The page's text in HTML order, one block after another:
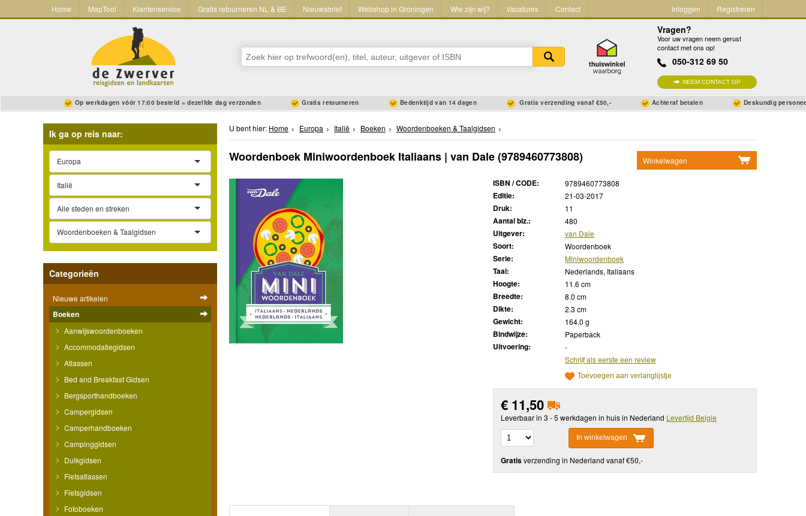
Home MapTool Klantenservice Gratis retourneren NL & BE Nieuwsbrief Webshop in Groningen Wie zijn wij? Vacatures Contact Inloggen Registreren
Vragen?
Voor uw vragen neem gerust
contact met ons op!
050-312 69 50
NEEM CONTACT OP
Op werkdagen vóór 17:00 besteld = dezelfde dag verzonden Gratis retourneren Bedenktijd van 14 dagen Gratis verzending vanaf €50,- Achteraf betalen Deskundig
Ik ga op reis naar:
Europa
Italië
Alle steden en streken
Woordenboeken & Taalgidsen
Categorieën
Nieuwe artikelen
Boeken
Aanwijswoordenboeken
Accommodatiegidsen
Atlassen
Bed and Breakfast Gidsen
Bergsporthandboeken
Campergidsen
Camperhandboeken
Campinggidsen
Duikgidsen
Fietsatlassen
Fietsgidsen
Fotoboeken
U bent hier: Home Europa Italië Boeken Woordenboeken & Taalgidsen
Winkelwagen
Woordenboek Miniwoordenboek Italiaans | van Dale(9789460773808)
ISBN / CODE: 9789460773808
Editie: 21-03-2017
Druk: 11
Aantal blz.: 480
Uitgever: van Dale
Soort: Woordenboek
Serie: Miniwoordenboek
Taal: Nederlands, Italiaans
Hoogte: 11.6 cm
Breedte: 8.0 cm
Dikte: 2.3 cm
Gewicht: 164.0 g
Bindwijze: Paperback
Uitvoering:
-
Schrijf als eerste een review
Toevoegen aan verlanglijstje
€ 11,50
Leverbaar in 3 - 5 werkdagen in huis in Nederland Levertijd Belgie
In winkelwagen
Gratisverzending in Nederland vanaf €50,-